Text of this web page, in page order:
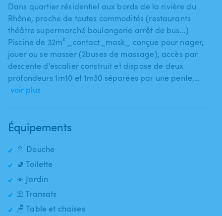
Dans quartier résidentiel aux bords de la rivière du
Rhône​,​ proche de toutes commodités (restaurants
théâtre supermarché boulangerie arrêt de bus...)
Piscine de 32m² _contact_mask_ conçue pour nager​,​
jouer ou se masser (2buses de massage)​,​ accès par
descente d'escalier construit et dispose de deux
profondeurs 1m10 et 1m30 séparées par une pente​,​…
voir plus
Équipements
🚿 Douche
🚽 Toilette
☀️ Jardin
⛱️ Transats
🪑 Table et chaises